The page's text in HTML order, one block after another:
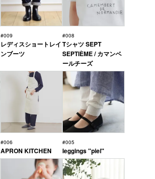
#009
レディスショートレイ
ンブーツ
#008
Tシャツ SEPT
SEPTIÈME / カマンベ
ールチーズ
#006
APRON KITCHEN
#005
leggings "piel"